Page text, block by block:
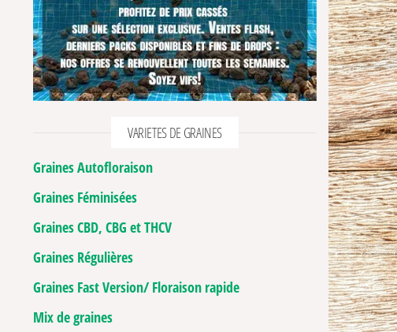
VARIETES DE GRAINES
Graines Autofloraison
Graines Féminisées
Graines CBD, CBG et THCV
Graines Régulières
Graines Fast Version/ Floraison rapide
Mix de graines